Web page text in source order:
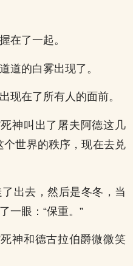
在了一起。
道的白雾出现了。
现在了所有人的面前。
神叫出了屠夫阿德这几
个世界的秩序，现在去兑
出去，然后是冬冬，当
一眼：“保重。”
神和德古拉伯爵微微笑